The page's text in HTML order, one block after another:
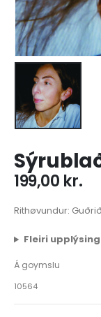
199,00 kr.
Rithøvundur:
Fleiri
Á goymslu
10564